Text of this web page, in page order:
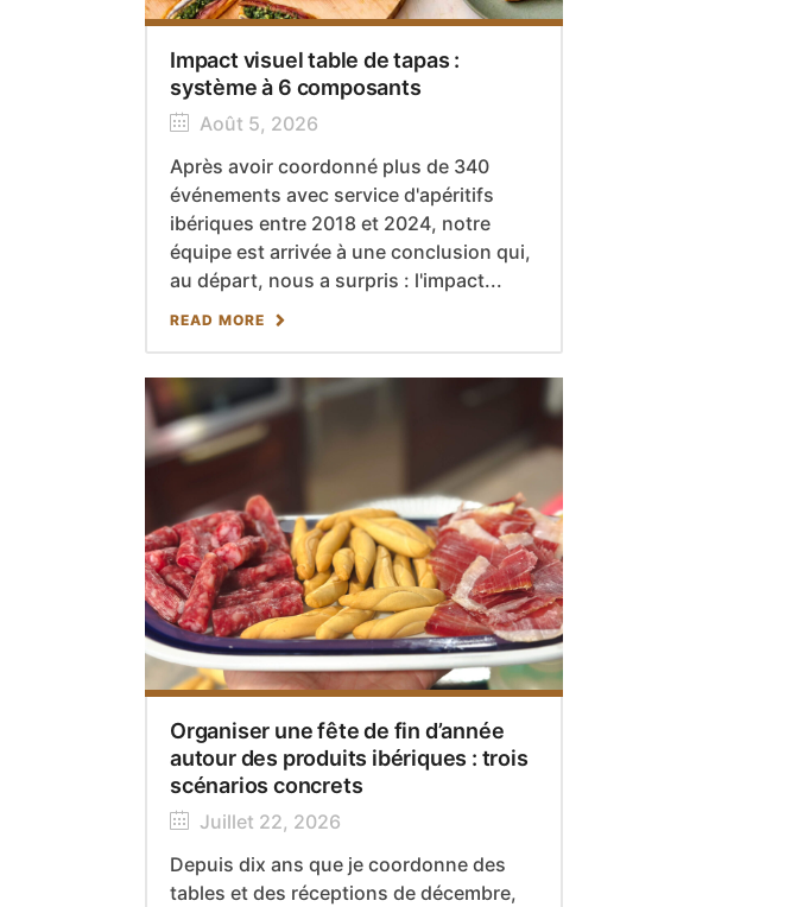
Impact visuel table de tapas :
système à 6 composants
Août 5, 2026
Après avoir coordonné plus de 340
événements avec service d'apéritifs
ibériques entre 2018 et 2024, notre
équipe est arrivée à une conclusion qui,
au départ, nous a surpris : l'impact...
READ MORE
Organiser une fête de fin d’année
autour des produits ibériques : trois
scénarios concrets
Juillet 22, 2026
Depuis dix ans que je coordonne des
tables et des réceptions de décembre,